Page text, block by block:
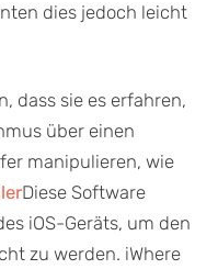
dies jedoch leicht
dass sie es erfahren,
über einen
manipulieren, wie
Diese Software
iOS-Geräts, um den
zu werden. iWhere